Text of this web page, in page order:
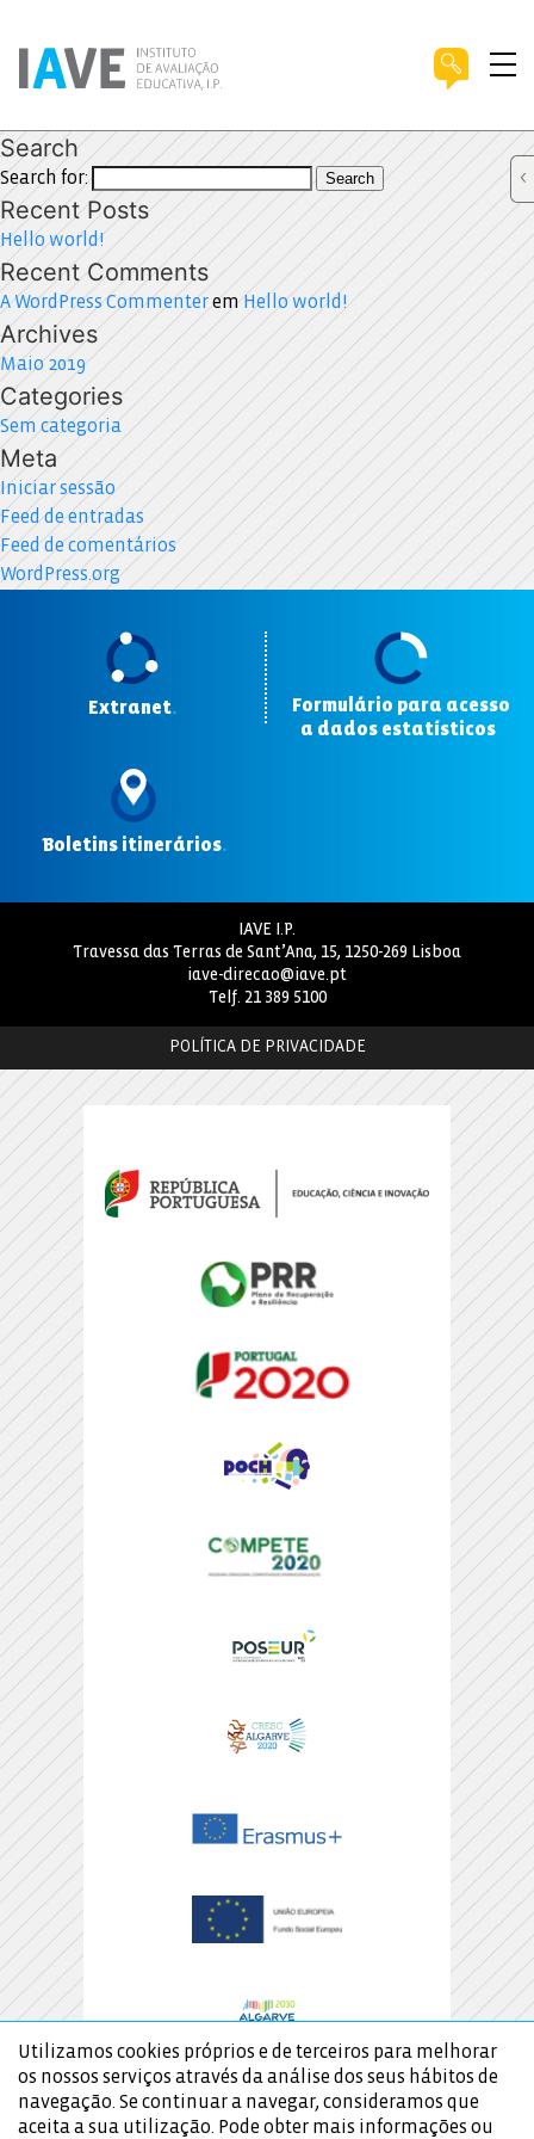
Search
Search for: Search
Recent Posts
Hello world!
Recent Comments
A WordPress Commenterem Hello world!
Archives
Maio 2019
Categories
Sem categoria
Meta
Iniciar sessão
Feed de entradas
Feed de comentários
WordPress.org
Extranet.
Formulário para acesso
a dados estatísticos
Boletins itinerários.
IAVE I.P.
Travessa das Terras de Sant’Ana, 15, 1250-269 Lisboa
iave-direcao@iave.pt
Telf. 21 389 5100
POLÍTICA DE PRIVACIDADE
Utilizamos cookies próprios e de terceiros para melhorar
os nossos serviços através da análise dos seus hábitos de
navegação. Se continuar a navegar, consideramos que
aceita a sua utilização. Pode obter mais informações ou